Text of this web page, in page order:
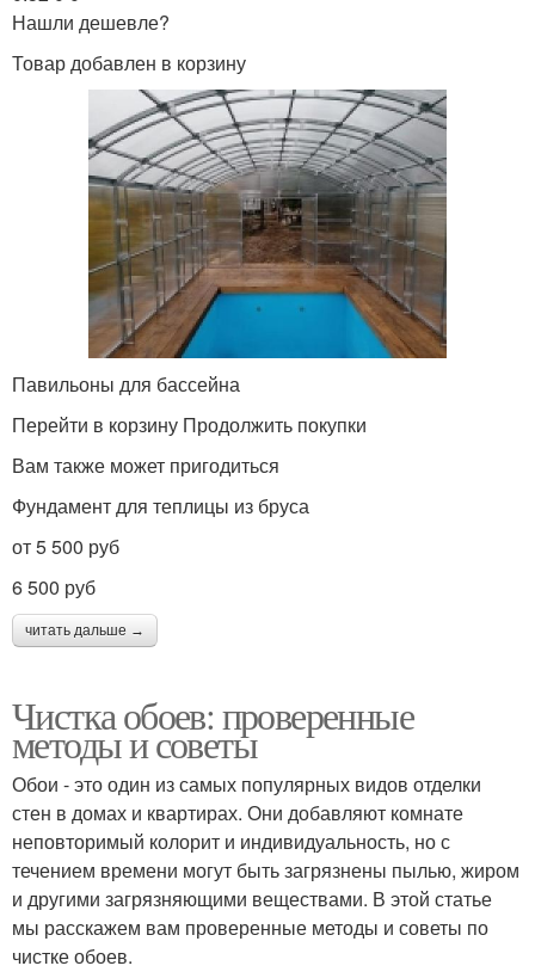
Нашли дешевле?
Товар добавлен в корзину
Павильоны для бассейна
Перейти в корзину Продолжить покупки
Вам также может пригодиться
Фундамент для теплицы из бруса
от 5 500 руб
6 500 руб
читать дальше →
Чистка обоев: проверенные
методы и советы
Обои - это один из самых популярных видов отделки
стен в домах и квартирах. Они добавляют комнате
неповторимый колорит и индивидуальность, но с
течением времени могут быть загрязнены пылью, жиром
и другими загрязняющими веществами. В этой статье
мы расскажем вам проверенные методы и советы по
чистке обоев.